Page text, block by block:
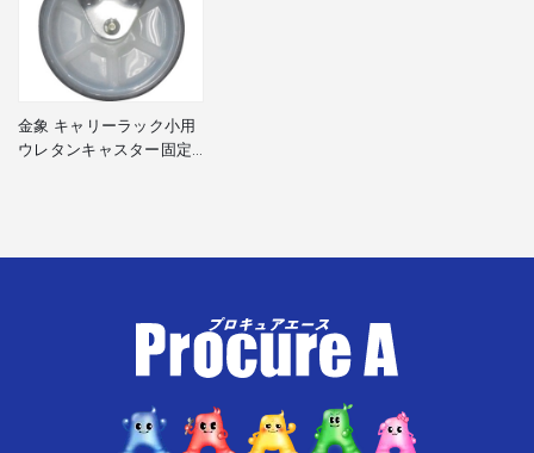
金象 キャリーラック小用
ウレタンキャスター固定